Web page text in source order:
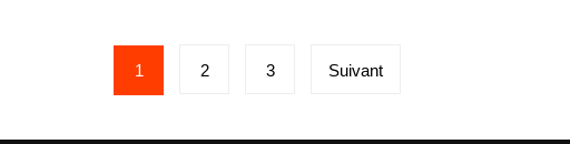
Pagination
des
1 2 3 Suivant